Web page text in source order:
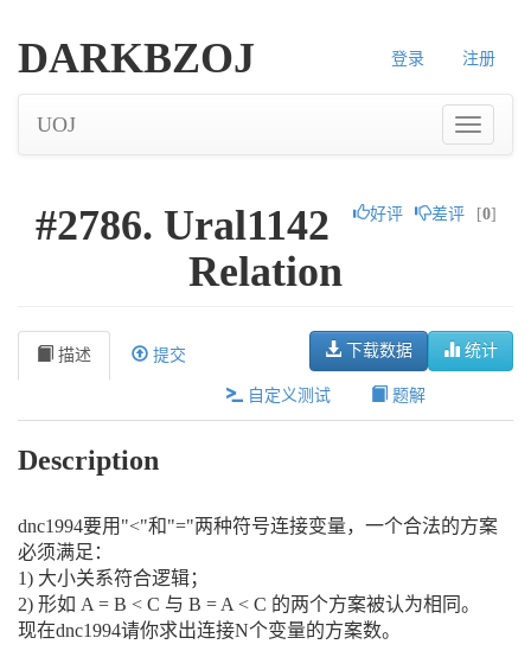
登录 注册
DARKBZOJ
UOJ
好评 差评 [0]
#2786. Ural1142
Relation
统计
下载数据
描述 提交
自定义测试 题解
Description
dnc1994要用"<"和"="两种符号连接变量，一个合法的方案
必须满足：
1) 大小关系符合逻辑；
2) 形如 A = B < C 与 B = A < C 的两个方案被认为相同。
现在dnc1994请你求出连接N个变量的方案数。